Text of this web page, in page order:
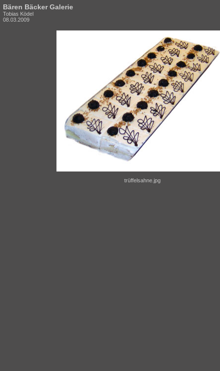
Bären Bäcker Galerie
Tobias Ködel
08.03.2009
trüffelsahne.jpg